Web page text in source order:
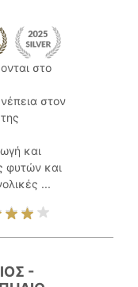
στο
στον
και
φυτών και
...
-